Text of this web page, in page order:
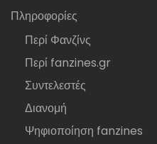
Πληροφορίες
Περί Φανζίνς
Περί fanzines.gr
Συντελεστές
Διανομή
Ψηφιοποίηση fanzines